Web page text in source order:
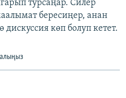
турсаңар. Силер
бересиңер, анан
дискуссия көп болуп кетет.